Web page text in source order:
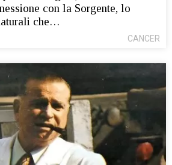
con la Sorgente, lo
che…
CANCER